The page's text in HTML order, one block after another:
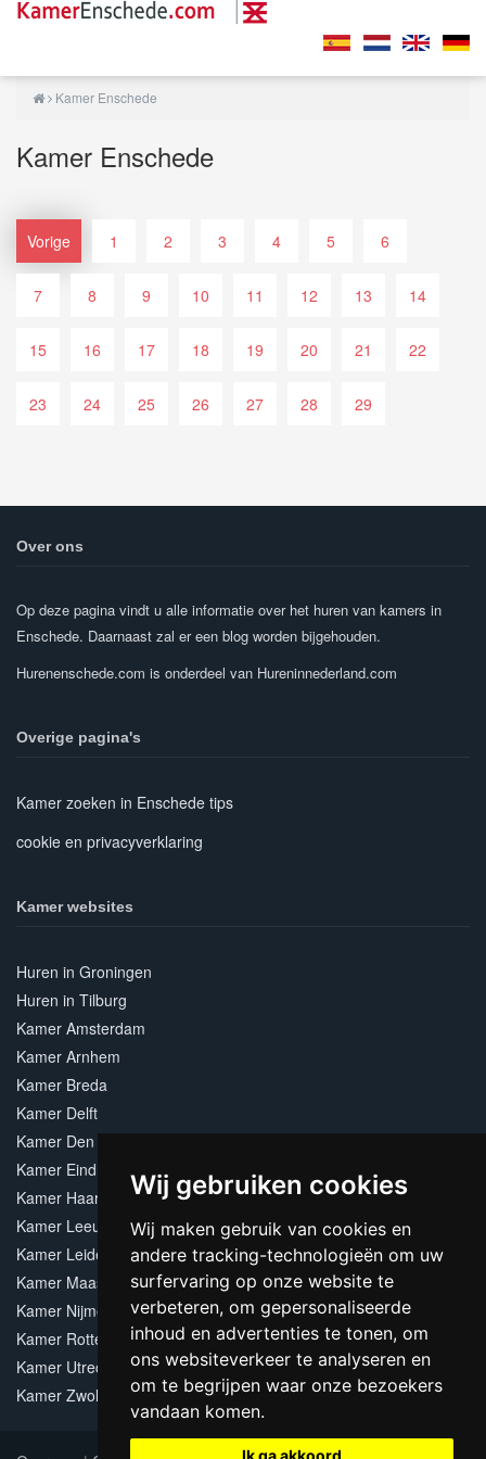
Wij gebruiken cookies
Wij maken gebruik van cookies en
andere tracking-technologieën om uw
surfervaring op onze website te
verbeteren, om gepersonaliseerde
inhoud en advertenties te tonen, om
ons websiteverkeer te analyseren en
om te begrijpen waar onze bezoekers
vandaan komen.
Ik ga akkoord
Kamer Enschede
Kamer Enschede
Vorige 1 2 3 4 5 6
7 8 9 10 11 12 13 14
15 16 17 18 19 20 21 22
23 24 25 26 27 28 29
Over ons
Op deze pagina vindt u alle informatie over het huren van kamers in
Enschede. Daarnaast zal er een blog worden bijgehouden.
Hurenenschede.com is onderdeel van Hureninnederland.com
Overige pagina's
Kamer zoeken in Enschede tips
cookie en privacyverklaring
Kamer websites
Huren in Groningen
Huren in Tilburg
Kamer Amsterdam
Kamer Arnhem
Kamer Breda
Kamer Delft
Kamer Den Haag
Kamer Eindhoven
Kamer Haarlem
Kamer Leeuwarden
Kamer Leiden
Kamer Maastricht
Kamer Nijmegen
Kamer Rotterdam
Kamer Utrecht
Kamer Zwolle